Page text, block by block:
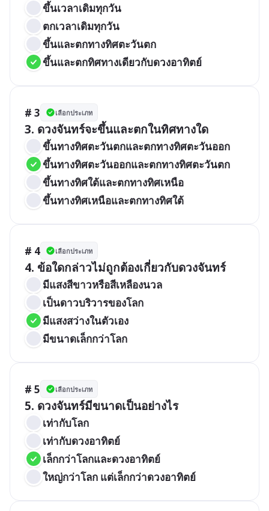
ขึ้นเวลาเดิมทุกวัน
ตกเวลาเดิมทุกวัน
ขึ้นและตกทางทิศตะวันตก
ขึ้นและตกทิศทางเดียวกับดวงอาทิตย์
# 3 เลือกประเภท
3. ดวงจันทร์จะขึ้นและตกในทิศทางใด
ขึ้นทางทิศตะวันตกและตกทางทิศตะวันออก
ขึ้นทางทิศตะวันออกและตกทางทิศตะวันตก
ขึ้นทางทิศใต้และตกทางทิศเหนือ
ขึ้นทางทิศเหนือและตกทางทิศใต้
# 4 เลือกประเภท
4. ข้อใดกล่าวไม่ถูกต้องเกี่ยวกับดวงจันทร์
มีแสงสีขาวหรือสีเหลืองนวล
เป็นดาวบริวารของโลก
มีแสงสว่างในตัวเอง
มีขนาดเล็กกว่าโลก
# 5 เลือกประเภท
5. ดวงจันทร์มีขนาดเป็นอย่างไร
เท่ากับโลก
เท่ากับดวงอาทิตย์
ใหญ่กว่าโลก แต่เล็กกว่าดวงอาทิตย์